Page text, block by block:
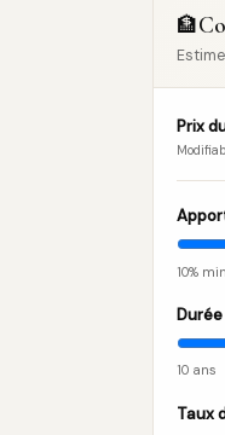
🏦
Prix
10% min
10 ans
Taux